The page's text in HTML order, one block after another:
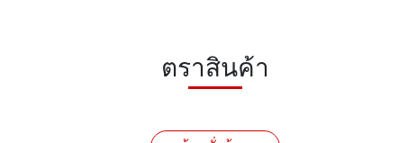
ตราสินค้า